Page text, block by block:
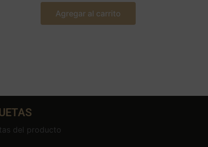
Agregar al carrito
del producto